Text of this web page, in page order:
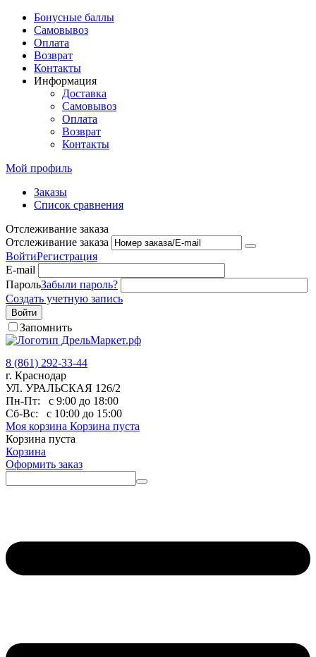
Бонусные баллы
Самовывоз
Оплата
Возврат
Контакты
Информация
Доставка
Самовывоз
Оплата
Возврат
Контакты
Мой профиль
Заказы
Список сравнения
Отслеживание заказа
Отслеживание заказа
ВойтиРегистрация
E-mail
ПарольЗабыли пароль?
Создать учетную запись
Войти
Запомнить
8 (861) 292-33-44
г. Краснодар
УЛ. УРАЛЬСКАЯ 126/2
Пн-Пт:
с 9:00 до 18:00
Сб-Вс:
с 10:00 до 15:00
Моя корзина Корзина пуста
Корзина пуста
Корзина
Оформить заказ